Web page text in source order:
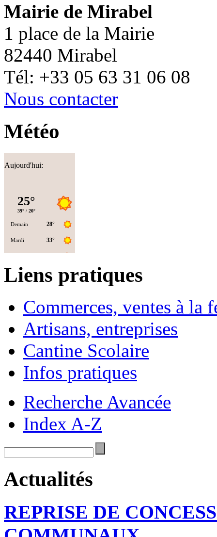
Mairie de Mirabel
1 place de la Mairie
82440 Mirabel
Tél: +33 05 63 31 06 08
Nous contacter
Météo
Aujourd'hui:
Liens pratiques
Commerces, ventes à la
Artisans, entreprises
Cantine Scolaire
Infos pratiques
Recherche Avancée
Index A-Z
Actualités
REPRISE DE